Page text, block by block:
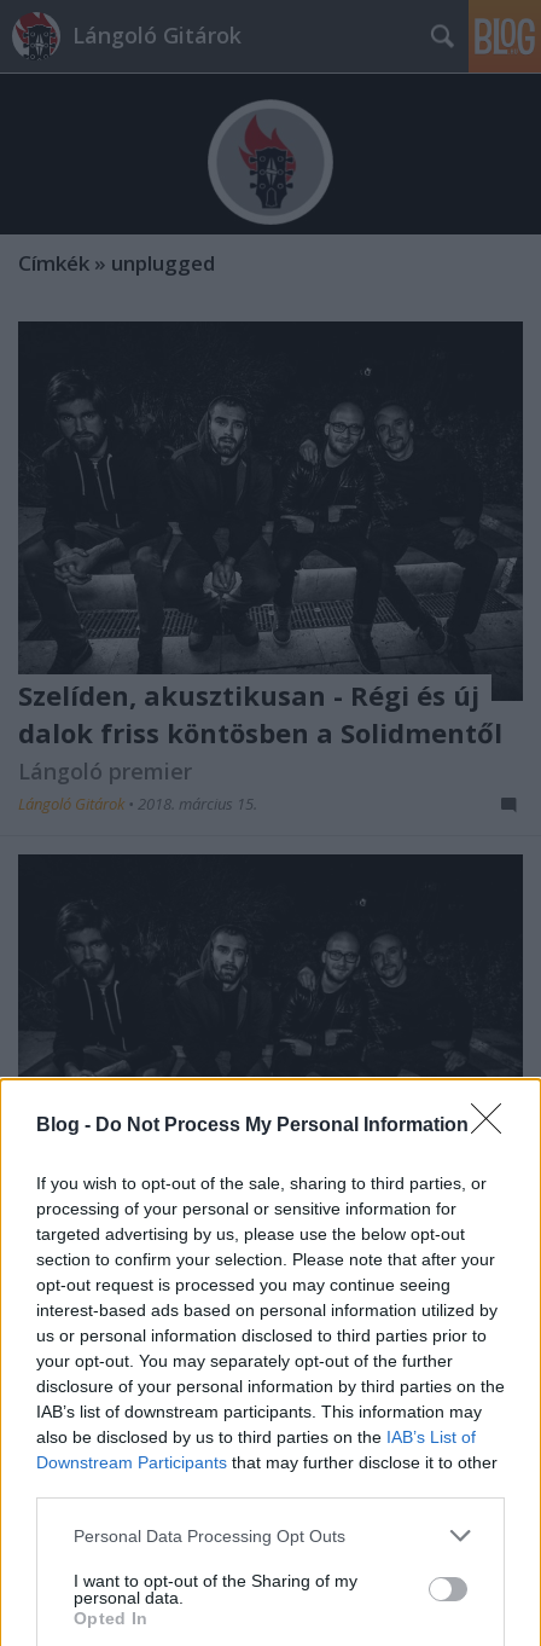
Blog - Do Not Process My Personal Information
If you wish to opt-out of the sale, sharing to third parties, or
processing of your personal or sensitive information for
targeted advertising by us, please use the below opt-out
section to confirm your selection. Please note that after your
opt-out request is processed you may continue seeing
interest-based ads based on personal information utilized by
us or personal information disclosed to third parties prior to
your opt-out. You may separately opt-out of the further
disclosure of your personal information by third parties on the
IAB’s list of downstream participants. This information may
also be disclosed by us to third parties on the IAB’s List of
Downstream Participants that may further disclose it to other
Please note that this website/app uses one or more Google
not limited to your visit or usage behaviour. You may click to
grant or deny consent to Google and its third-party tags to
use your data for below specified purposes in below Google
Personal Data Processing Opt Outs
I want to opt-out of the Sharing of my
personal data.
Opted In
Lángoló Gitárok
Címkék » unplugged
Szelíden, akusztikusan - Régi és új
dalok friss köntösben a Solidmentől
Lángoló premier
Lángoló Gitárok • 2018. március 15.
Új vizekre evezett az őrültvideóklipjeirőlismert
Solidmenzenekar. Három hangszer – egy hegedű,
egy cselló és egy billentyű – bevonásával ...